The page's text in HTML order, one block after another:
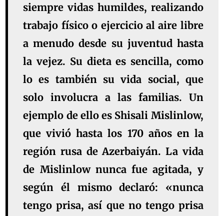
siempre vidas humildes, realizando
trabajo físico o ejercicio al aire libre
a menudo desde su juventud hasta
la vejez. Su dieta es sencilla, como
lo es también su vida social, que
solo involucra a las familias. Un
ejemplo de ello es Shisali Mislinlow,
que vivió hasta los 170 años en la
región rusa de Azerbaiyán. La vida
de Mislinlow nunca fue agitada, y
según él mismo declaró: «nunca
tengo prisa, así que no tengo prisa